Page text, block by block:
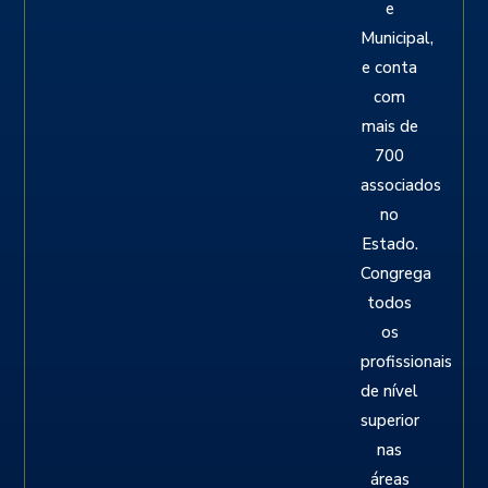
e
Municipal,
e conta
com
mais de
700
associados
no
Estado.
Congrega
todos
os
profissionais
de nível
superior
nas
áreas